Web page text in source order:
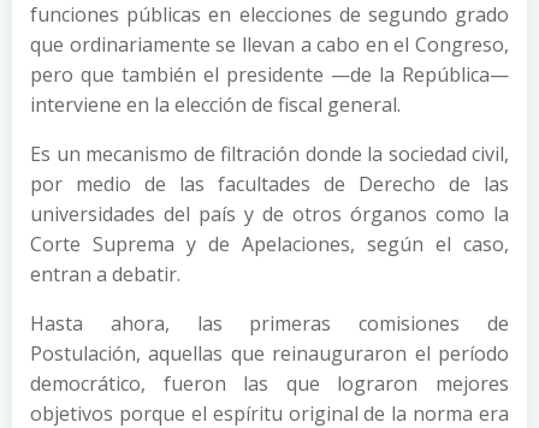
funciones públicas en elecciones de segundo grado
que ordinariamente se llevan a cabo en el Congreso,
pero que también el presidente —de la República—
interviene en la elección de fiscal general.
Es un mecanismo de filtración donde la sociedad civil,
por medio de las facultades de Derecho de las
universidades del país y de otros órganos como la
Corte Suprema y de Apelaciones, según el caso,
entran a debatir.
Hasta ahora, las primeras comisiones de
Postulación, aquellas que reinauguraron el período
democrático, fueron las que lograron mejores
objetivos porque el espíritu original de la norma era